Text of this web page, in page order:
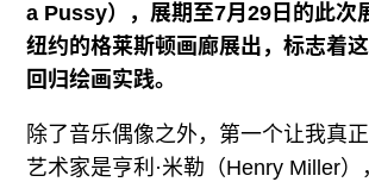
a Pussy），展期至7月29日的此次
纽约的格莱斯顿画廊展出，标志着
回归绘画实践。
除了音乐偶像之外，第一个让我真
艺术家是亨利·米勒（Henry Miller